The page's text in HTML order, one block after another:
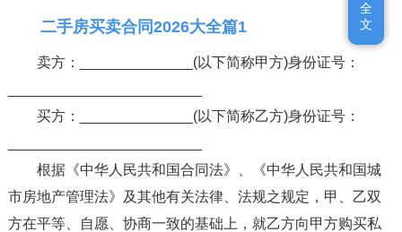
二手房买卖合同2026大全篇1
卖方：______________(以下简称甲方)身份证号：
买方：______________(以下简称乙方)身份证号：
根据《中华人民共和国合同法》、《中华人民共和国城
市房地产管理法》及其他有关法律、法规之规定，甲、乙双
方在平等、自愿、协商一致的基础上，就乙方向甲方购买私
全
文
全
文